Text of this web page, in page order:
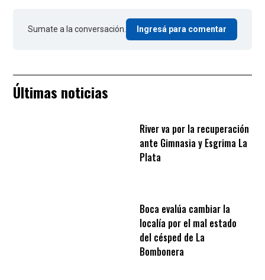
Sumate a la conversación. Ingresá para comentar
Últimas noticias
River va por la recuperación
ante Gimnasia y Esgrima La
Plata
Boca evalúa cambiar la
localía por el mal estado
del césped de La
Bombonera